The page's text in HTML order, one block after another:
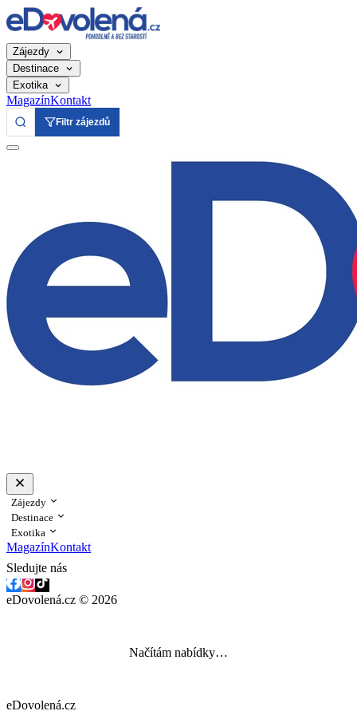
Zájezdy
Destinace
Exotika
MagazínKontakt
Filtr zájezdů
Zájezdy
Destinace
Exotika
MagazínKontakt
Sledujte nás
eDovolená.cz © 2026
Načítám nabídky…
eDovolená.cz